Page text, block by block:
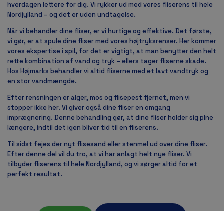
hverdagen lettere for dig. Vi rykker ud med vores fliserens til hele
Nordjylland – og det er uden undtagelse.
Når vi behandler dine fliser, er vi hurtige og effektive. Det første,
vi gør, er at spule dine fliser med vores højtryksrenser. Her kommer
vores ekspertise i spil, for det er vigtigt, at man benytter den helt
rette kombination af vand og tryk – ellers tager fliserne skade.
Hos Højmarks behandler vi altid fliserne med et lavt vandtryk og
en stor vandmængde.
Efter rensningen er alger, mos og flisepest fjernet, men vi
stopper ikke her. Vi giver også dine fliser en omgang
imprægnering. Denne behandling gør, at dine fliser holder sig plne
længere, indtil det igen bliver tid til en fliserens.
Til sidst fejes der nyt flisesand eller stenmel ud over dine fliser.
Efter denne del vil du tro, at vi har anlagt helt nye fliser. Vi
tilbyder fliserens til hele Nordjylland, og vi sørger altid for et
perfekt resultat.